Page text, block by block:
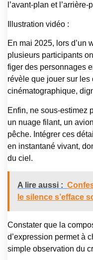
l’avant-plan et l’arrière-
Illustration vidéo :
En mai 2025, lors d’un
plusieurs participants
figer des personnages
révèle que jouer sur
cinématographique,
Enfin, ne sous-estimez
un nuage filant, un
pêche. Intégrer ces
en instantané vivant,
du ciel.
A lire aussi :
le silence s’efface
Constater que la
d’expression permet à
simple observation du